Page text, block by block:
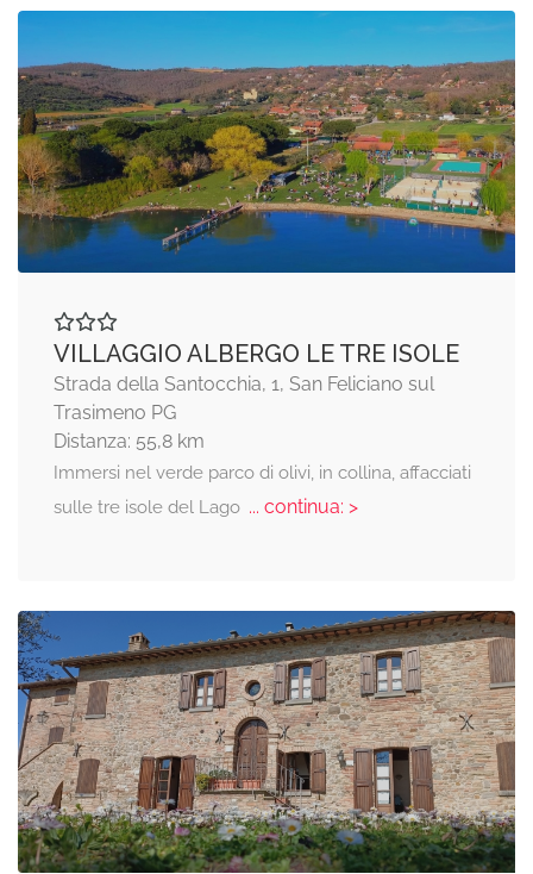
VILLAGGIO ALBERGO LE TRE ISOLE
Strada della Santocchia, 1, San Feliciano sul
Trasimeno PG
Distanza: 55,8 km
Immersi nel verde parco di olivi, in collina, affacciati
sulle tre isole del Lago... continua: >